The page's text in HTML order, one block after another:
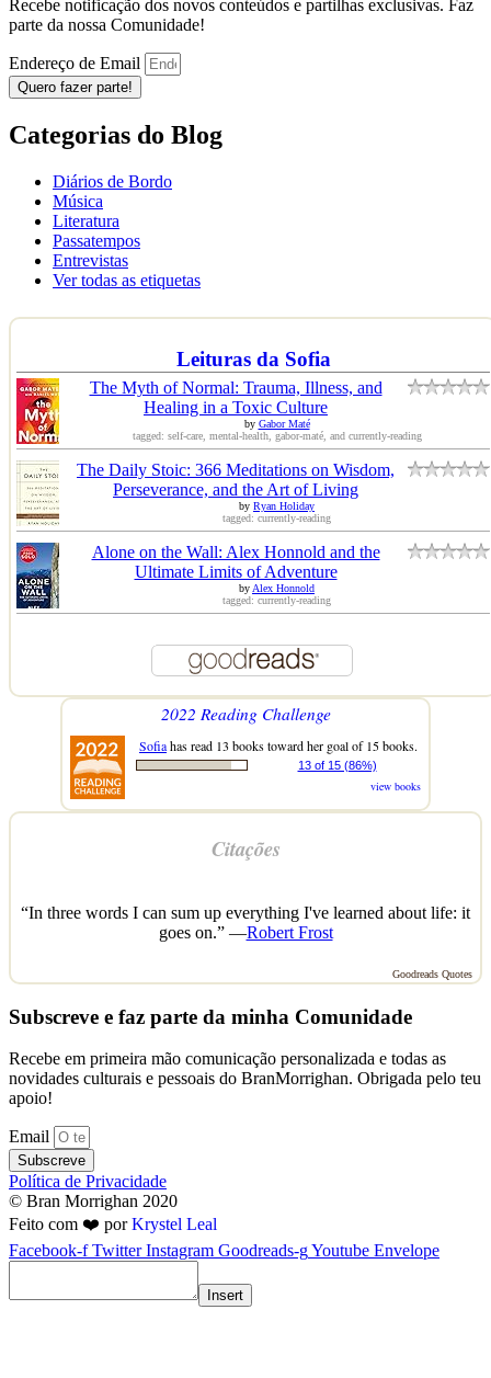
Recebe notificação dos novos conteúdos e partilhas exclusivas. Faz
parte da nossa Comunidade!
Endereço de Email
Quero fazer parte!
Categorias do Blog
Diários de Bordo
Música
Literatura
Passatempos
Entrevistas
Ver todas as etiquetas
Leituras da Sofia
The Myth of Normal: Trauma, Illness, and
Healing in a Toxic Culture
by Gabor Maté
tagged: self-care, mental-health, gabor-maté, and currently-reading
The Daily Stoic: 366 Meditations on Wisdom,
Perseverance, and the Art of Living
by Ryan Holiday
tagged: currently-reading
Alone on the Wall: Alex Honnold and the
Ultimate Limits of Adventure
byAlex Honnold
tagged: currently-reading
2022 Reading Challenge
Sofiahas read 13 books toward her goal of 15 books.
13 of 15 (86%)
view books
Citações
“In three words I can sum up everything I've learned about life: it
goes on.” —Robert Frost
Goodreads Quotes
Subscreve e faz parte da minha Comunidade
Recebe em primeira mão comunicação personalizada e todas as
novidades culturais e pessoais do BranMorrighan. Obrigada pelo teu
apoio!
Email
Subscreve
Política de Privacidade
© Bran Morrighan 2020
Feito com ❤️ porKrystel Leal
Facebook-f Twitter Instagram Goodreads-gYoutube Envelope
Insert